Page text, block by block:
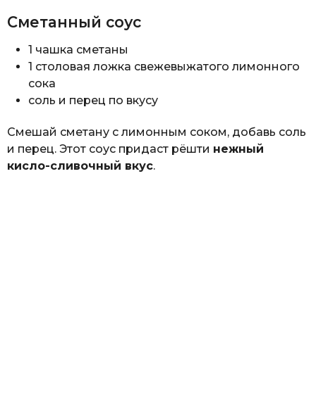
Сметанный соус
1 чашка сметаны
1 столовая ложка свежевыжатого лимонного
сока
соль и перец по вкусу
Смешай сметану с лимонным соком, добавь соль
и перец. Этот соус придаст рёшти нежный
кисло-сливочный вкус.